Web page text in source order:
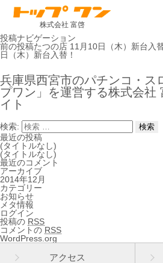
株式会社 富啓
投稿ナビゲーション
前の投稿たつの店 11月10日（木）新台入替
日（木）新台入替！
兵庫県西宮市のパチンコ・ス
プワン」を運営する株式会社
イト
検索:
最近の投稿
(タイトルなし)
(タイトルなし)
最近のコメント
アーカイブ
2014年12月
カテゴリー
お知らせ
メタ情報
ログイン
投稿の RSS
コメントの RSS
WordPress.org
アクセス